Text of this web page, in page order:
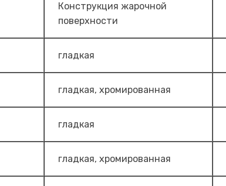
Конструкция жарочной
поверхности
гладкая
гладкая, хромированная
гладкая
гладкая, хромированная